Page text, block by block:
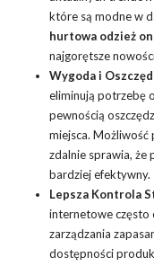
które są modne w
hurtowa odzież
najgorętsze
Wygoda i
eliminują potrzebę
pewnością
miejsca. Możliwość
zdalnie sprawia, że
bardziej efektywny.
Lepsza Kontrola
internetowe często
zarządzania
dostępności